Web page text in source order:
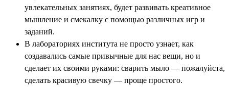
увлекательных занятиях, будет развивать креативное
мышление и смекалку с помощью различных игр и
заданий.
В лабораториях института не просто узнает, как
создавались самые привычные для нас вещи, но и
сделает их своими руками: сварить мыло — пожалуйста,
сделать красивую свечку — проще простого.